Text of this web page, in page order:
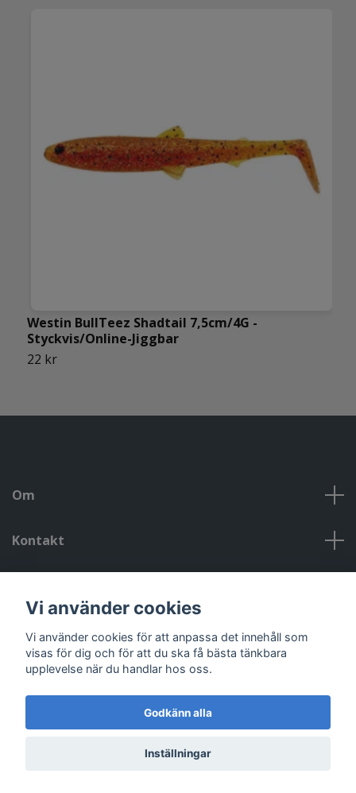
Westin BullTeez Shadtail 7,5cm/4G -
Styckvis/Online-Jiggbar
22 kr
Om
Kontakt
Sociala medier
© 2026 RiggadPowered by Quickbutik
Vi använder cookies
Vi använder cookies för att anpassa det innehåll som
visas för dig och för att du ska få bästa tänkbara
upplevelse när du handlar hos oss.
Godkänn alla
Inställningar